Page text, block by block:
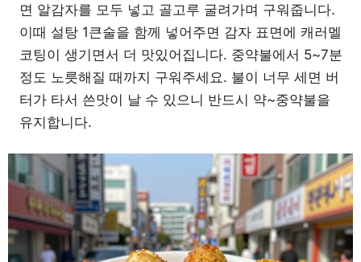
면 알감자를 모두 넣고 골고루 굴려가며 구워줍니다.
이때 설탕 1큰술을 함께 넣어주면 감자 표면에 캐러멜
코팅이 생기면서 더 맛있어집니다. 중약불에서 5~7분
정도 노릇해질 때까지 구워주세요. 불이 너무 세면 버
터가 타서 쓴맛이 날 수 있으니 반드시 약~중약불을
유지합니다.